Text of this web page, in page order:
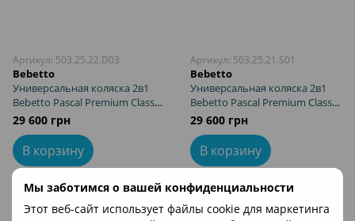
Мы заботимся о вашей конфиденциальности
Этот веб-сайт использует файлы cookie для маркетинга
Артикул: 503.25.22.D03
Bebetto
Универсальная коляска 2в1
Bebetto Pascal Premium Class
Dark 03
29 600 грн
В корзину
Артикул: 503.25.21.S01
Bebetto
Универсальная коляска 2в1
Bebetto Pascal Premium Class
Stella 01
29 600 грн
В корзину